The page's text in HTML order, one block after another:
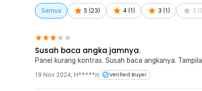
Semua 5 (23) 4 (1 ) 3 (1 ) 2 (
Susah baca angka jamnya.
Panel kurang kontras. Susah baca angkanya.
19 Nov 2024, H*****n Verified Buyer